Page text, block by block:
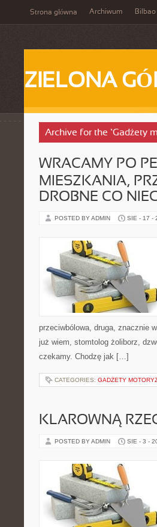
Strona główna Archiwum Bilbao
ZIELONA
Archive for the ‘Gadżety
WRACAMY PO
MIESZKANIA,
DROBNE CO
POSTED BY ADMIN SIE - 17 -
przeciwbólowa, druga,
już wiem, stomtolog żoliborz,
czekamy. Chodzę jak […]
CATEGORIES: GADŻETY
KLAROWNĄ
POSTED BY ADMIN SIE - 3 -